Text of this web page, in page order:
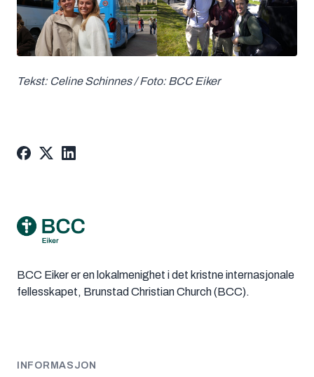
Tekst: Celine Schinnes / Foto: BCC Eiker
BCC Eiker er en lokalmenighet i det kristne internasjonale
fellesskapet, Brunstad Christian Church (BCC).
INFORMASJON